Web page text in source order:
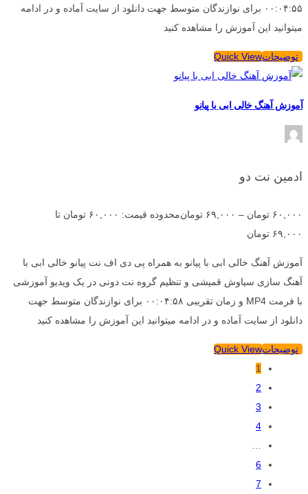
۰۰:۰۴:۵۵ برای نوازندگان متوسط جهت دانلود از سایت آماده و در ادامه
میتوانید این آموزش را مشاهده کنید
توضیحاتQuick View
آموزش آهنگ خالی ابی با پیانو
ادمین نت دو
۶۰,۰۰۰ تومان – ۶۹,۰۰۰ تومان
محدوده قیمت: ۶۰,۰۰۰ تومان تا
۶۹,۰۰۰ تومان
آموزش آهنگ خالی ابی با پیانو به همراه پی دی اف نت پیانو خالی ابی با
آهنگ سازی سیاوش قمیشی و تنظیم گروه نت دونی در یک ویدیو آموزشی
با فرمت MP4 و زمان تقریبی ۰۰:۰۴:۵۸ برای نوازندگان متوسط جهت
دانلود از سایت آماده و در ادامه میتوانید این آموزش را مشاهده کنید
توضیحاتQuick View
1
2
3
4
6
7